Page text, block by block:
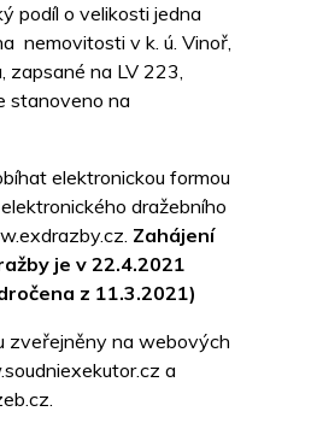
podíl o velikosti jedna
nemovitosti v k. ú. Vinoř,
zapsané na LV 223,
stanoveno na
elektronickou formou
dražebního
Zahájení
je v 22.4.2021
z 11.3.2021)
zveřejněny na webových
a